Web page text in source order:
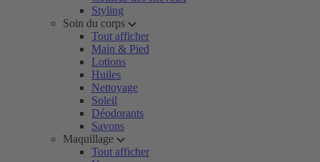
Styling
Soin du corps
Tout afficher
Main & Pied
Lotions
Huiles
Nettoyage
Soleil
Déodorants
Savons
Maquillage
Tout afficher